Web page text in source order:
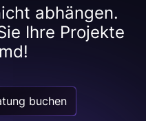
abhängen.
Ihre Projekte
buchen